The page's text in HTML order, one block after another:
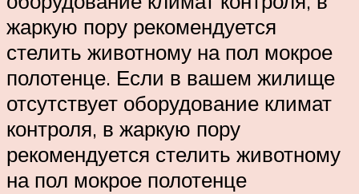
жаркую пору рекомендуется
стелить животному на пол мокрое
полотенце. Если в вашем жилище
отсутствует оборудование климат
контроля, в жаркую пору
рекомендуется стелить животному
на пол мокрое полотенце